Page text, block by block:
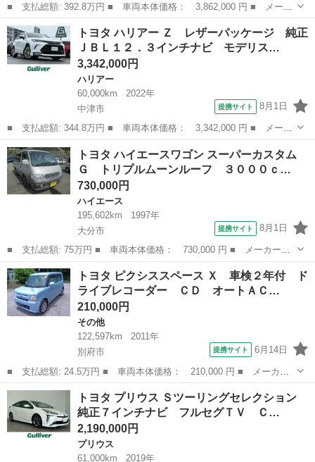
■ 支払総額: 392.8万円 ■ 車両本体価格： 3,862,000 円 ■ メーカ
ー名： トヨタ ■ 車種名： ハリアー ■ グレード名： Ｚ 純正
１２．３型ディスプレイオーディオ 全方位カメラ 衝突軽減システ
ム レー...
大分 大分市 ハリアー
トヨタ ハリアー Ｚ レザーパッケージ 純正
ＪＢＬ１２．３インチナビ モデリス…
3,342,000円
ハリアー
60,000km
2022年
中津市
提携サイト 8月1日
■ 支払総額: 344.8万円 ■ 車両本体価格： 3,342,000 円 ■ メーカ
ー名： トヨタ ■ 車種名： ハリアー ■ グレード名： Ｚ レザ
ーパッケージ 純正ＪＢＬ１２．３インチナビ モデリスタエアロ
バックカ...
大分 中津市 ハリアー
トヨタ ハイエースワゴン スーパーカスタム
Ｇ トリプルムーンルーフ ３０００ｃ…
730,000円
ハイエース
195,602km
1997年
大分市
提携サイト 8月1日
■ 支払総額: 75万円 ■ 車両本体価格： 730,000 円 ■ メーカー
名： トヨタ ■ 車種名： ハイエースワゴン ■ グレード名： ス
ーパーカスタムＧ トリプルムーンルーフ ３０００ｃｃディーゼ
ル ８人乗り ３列...
大分 大分市 ハイエース
トヨタ ピクシススペース Ｘ 車検２年付 ド
ライブレコーダー ＣＤ オートＡＣ…
210,000円
その他
122,597km
2011年
別府市
提携サイト 6月14日
■ 支払総額: 24.5万円 ■ 車両本体価格： 210,000 円 ■ メーカー
名： トヨタ ■ 車種名： ピクシススペース ■ グレード名：
Ｘ 車検２年付 ドライブレコーダー ＣＤ オートＡＣ シートカ
バー スマート...
大分 別府市 その他
トヨタ プリウス Ｓツーリングセレクション
純正７インチナビ フルセグＴＶ Ｃ…
2,190,000円
プリウス
61,000km
2019年